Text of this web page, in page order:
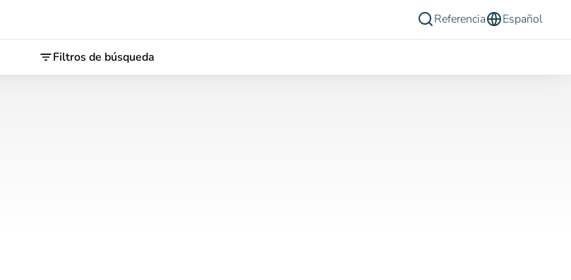
Referencia Español
Filtros de búsqueda